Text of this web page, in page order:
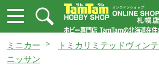
ミニカー
トミカリミテッドヴィン
ニッサン